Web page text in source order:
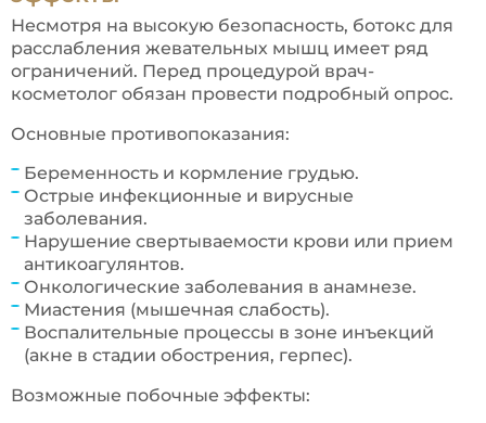
Несмотря на высокую безопасность, ботокс для
расслабления жевательных мышц имеет ряд
ограничений. Перед процедурой врач-
косметолог обязан провести подробный опрос.
Основные противопоказания:
Беременность и кормление грудью.
Острые инфекционные и вирусные
заболевания.
Нарушение свертываемости крови или прием
антикоагулянтов.
Онкологические заболевания в анамнезе.
Миастения (мышечная слабость).
Воспалительные процессы в зоне инъекций
(акне в стадии обострения, герпес).
Возможные побочные эффекты: